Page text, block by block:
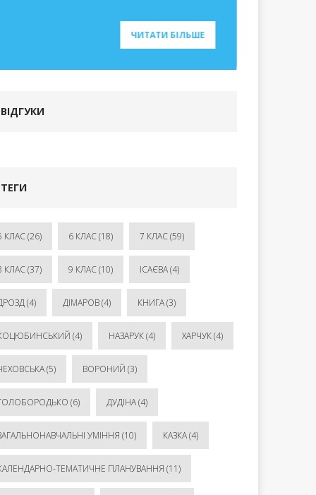
ЧИТАТИ БІЛЬШЕ
ВІДГУКИ
ТЕГИ
КЛАС(26) 6 КЛАС(18) 7 КЛАС(59)
КЛАС(37) 9 КЛАС(10) ІСАЄВА(4)
(4) ДІМАРОВ(4) КНИГА(3)
(4) НАЗАРУК(4) ХАРЧУК(4)
(5) ВОРОНИЙ (3)
(6) ДУДІНА(4)
УМІННЯ (10) КАЗКА(4)
ТЕМАТИЧНЕ ПЛАНУВАННЯ (11)